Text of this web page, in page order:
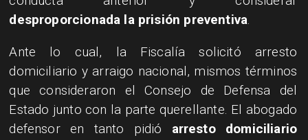
desproporcionada la prisión preventiva.
Ante lo cual, la Fiscalía solicitó arresto
domiciliario y arraigo nacional, mismos términos
que consideraron el Consejo de Defensa del
Estado junto con la parte querellante. El abogado
defensor en tanto pidió arresto domiciliario